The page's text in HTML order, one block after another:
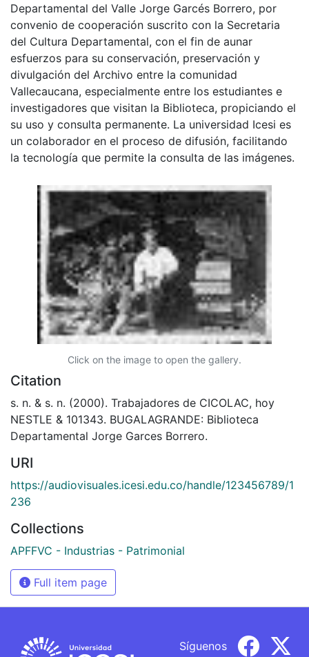
Departamental del Valle Jorge Garcés Borrero, por
convenio de cooperación suscrito con la Secretaria
del Cultura Departamental, con el fin de aunar
esfuerzos para su conservación, preservación y
divulgación del Archivo entre la comunidad
Vallecaucana, especialmente entre los estudiantes e
investigadores que visitan la Biblioteca, propiciando el
su uso y consulta permanente. La universidad Icesi es
un colaborador en el proceso de difusión, facilitando
la tecnología que permite la consulta de las imágenes.
Click on the image to open the gallery.
Citation
s. n. & s. n. (2000). Trabajadores de CICOLAC, hoy
NESTLE & 101343. BUGALAGRANDE: Biblioteca
Departamental Jorge Garces Borrero.
URI
https://audiovisuales.icesi.edu.co/handle/123456789/1
236
Collections
APFFVC - Industrias - Patrimonial
Full item page
Síguenos